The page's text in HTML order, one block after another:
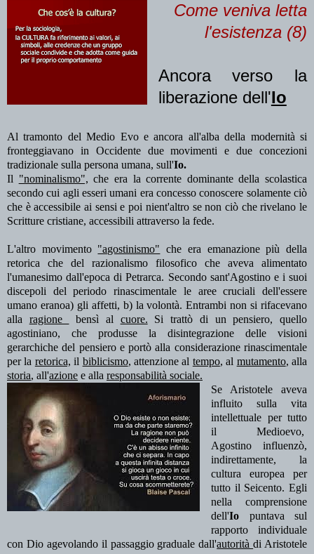
Come veniva letta
l'esistenza (8)
Ancora verso la
liberazione dell'Io
Al tramonto del Medio Evo e ancora all'alba della modernità si
fronteggiavano in Occidente due movimenti e due concezioni
tradizionale sulla persona umana, sull'Io.
Il "nominalismo", che era la corrente dominante della scolastica
secondo cui agli esseri umani era concesso conoscere solamente ciò
che è accessibile ai sensi e poi nient'altro se non ciò che rivelano le
Scritture cristiane, accessibili attraverso la fede.
L'altro movimento "agostinismo" che era emanazione più della
retorica che del razionalismo filosofico che aveva alimentato
l'umanesimo dall'epoca di Petrarca. Secondo sant'Agostino e i suoi
discepoli del periodo rinascimentale le aree cruciali dell'essere
umano eranoa) gli affetti, b) la volontà. Entrambi non si rifacevano
alla ragione bensì al cuore. Si trattò di un pensiero, quello
agostiniano, che produsse la disintegrazione delle visioni
gerarchiche del pensiero e portò alla considerazione rinascimentale
per la retorica, il biblicismo, attenzione al tempo, al mutamento, alla
storia, all'azione e alla responsabilità sociale.
Se Aristotele aveva
influito sulla vita
intellettuale per tutto
il Medioevo,
Agostino influenzò,
indirettamente, la
cultura europea per
tutto il Seicento. Egli
nella comprensione
dell'Io puntava sul
rapporto individuale
con Dio agevolando il passaggio graduale dall'autoritàdi Aristotele